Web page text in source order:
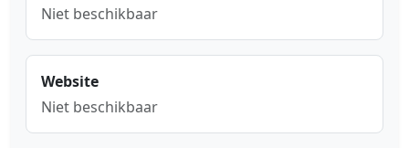
Niet beschikbaar
Website
Niet beschikbaar